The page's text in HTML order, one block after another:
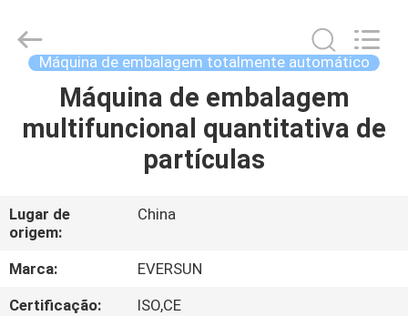
CASA
SHOW
DE
RV
(Henan)
Máquina de embalagem totalmente automático
Máquina de embalagem
multifuncional quantitativa de
partículas
Lugar de
origem:
China
Marca:
EVERSUN
Certificação:
ISO,CE